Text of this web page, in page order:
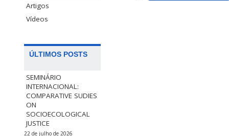
Artigos
Vídeos
ÚLTIMOS POSTS
SEMINÁRIO
INTERNACIONAL:
COMPARATIVE SUDIES
ON
SOCIOECOLOGICAL
JUSTICE
22 de julho de 2026